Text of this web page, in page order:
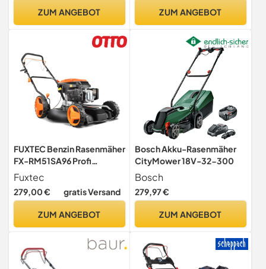
Stahlgehäuse, zentrale
ZUM ANGEBOT
fach, Hinterradantrieb,
ZUM ANGEBOT
FUXTEC Benzin Rasenmäher
FX-RM51SA96 Profi
Mulchmäher mit 51 cm und
Selbstantrieb
leistungsstarker 196 cc
Mulchen
Fuxtec
279,00 € gratis Versand
ZUM ANGEBOT
Bosch Akku-Rasenmäher
CityMower 18V-32-300
Bosch
279,97 €
ZUM ANGEBOT